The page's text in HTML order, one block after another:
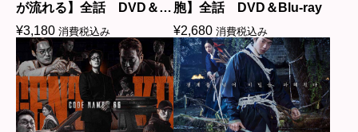
が流れる】全話 DVD＆
Blu-ray
¥3,180 消費税込み
胞】全話 DVD＆Blu-ray
¥2,680 消費税込み